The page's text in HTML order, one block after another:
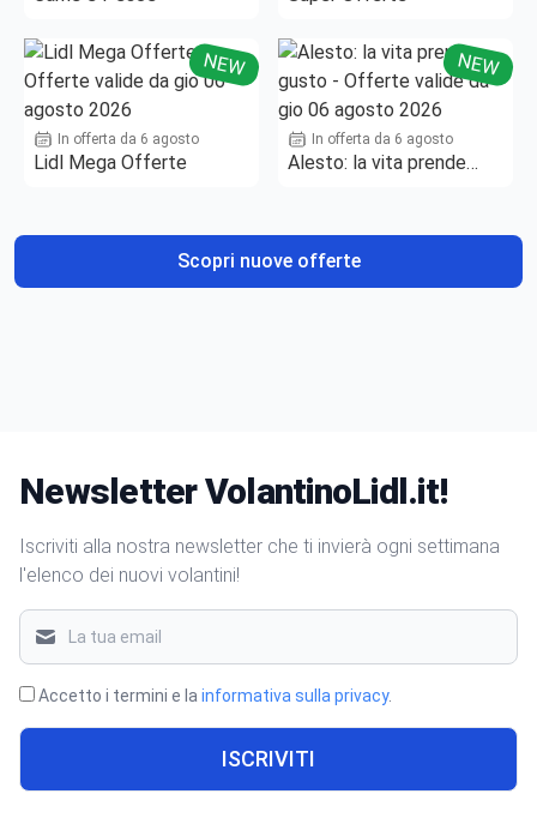
NEW
In offerta da 6 agosto
Lidl Mega Offerte
NEW
In offerta da 6 agosto
Alesto: la vita prende
Scopri nuove offerte
Newsletter VolantinoLidl.it!
Iscriviti alla nostra newsletter che ti invierà ogni settimana
l'elenco dei nuovi volantini!
Accetto i termini e la informativa sulla privacy.
ISCRIVITI